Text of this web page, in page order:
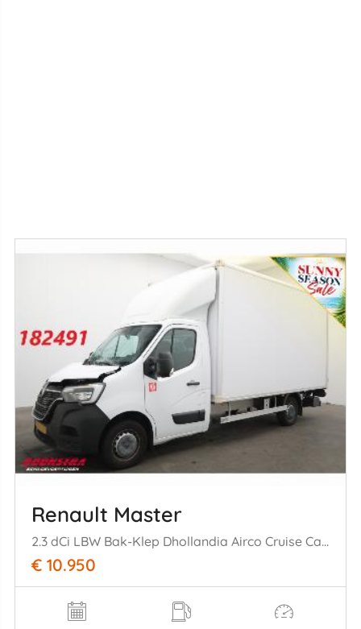
Renault Master
2.3 dCi LBW Bak-Klep Dhollandia Airco Cruise Camera
€ 10.950